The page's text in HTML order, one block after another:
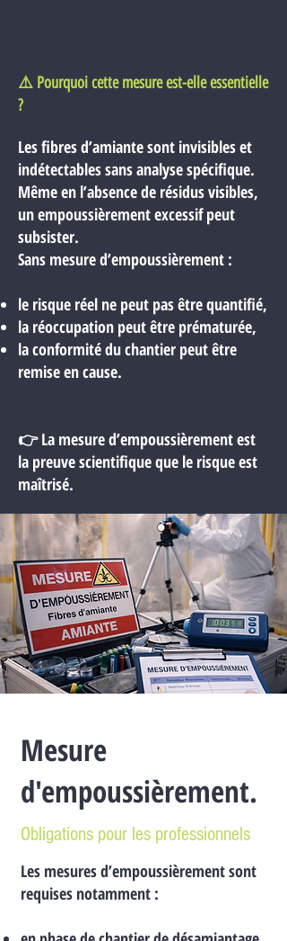
⚠️ Pourquoi cette mesure est-elle essentielle
?
Les fibres d’amiante sont invisibles et
indétectables sans analyse spécifique.
Même en l’absence de résidus visibles,
un empoussièrement excessif peut
subsister.
Sans mesure d’empoussièrement :
le risque réel ne peut pas être quantifié,
la réoccupation peut être prématurée,
la conformité du chantier peut être
remise en cause.
👉 La mesure d’empoussièrement est
la preuve scientifique que le risque est
maîtrisé.
Mesure
d'empoussièrement.
Obligations pour les professionnels
Les mesures d’empoussièrement sont
requises notamment :